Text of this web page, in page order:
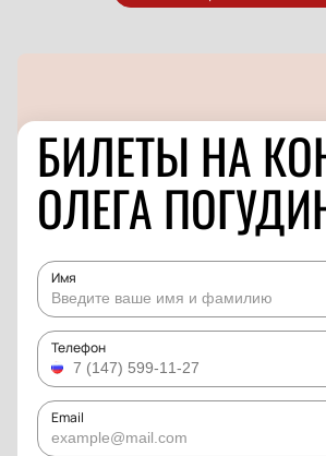
БИЛЕТЫ НА
ОЛЕГА
Имя
Телефон
Email